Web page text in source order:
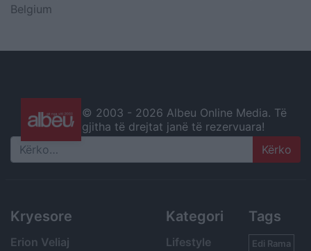
Belgium
© 2003 - 2026 Albeu Online Media. Të
gjitha të drejtat janë të rezervuara!
Search
Kryesore
Erion Veliaj
Kategori
Lifestyle
Tags
Edi Rama